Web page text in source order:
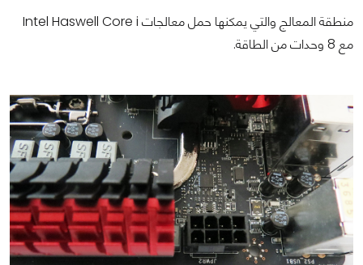
منطقة المعالج والتي يمكنها حمل معالجات Intel Haswell Core i
مع 8 وحدات من الطاقة.